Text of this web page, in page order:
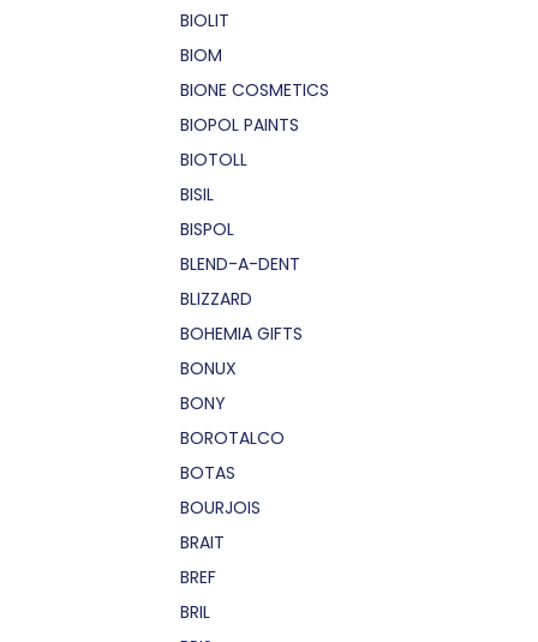
BIOLIT
BIOM
BIONE COSMETICS
BIOPOL PAINTS
BIOTOLL
BISIL
BISPOL
BLEND-A-DENT
BLIZZARD
BOHEMIA GIFTS
BONUX
BONY
BOROTALCO
BOTAS
BOURJOIS
BRAIT
BREF
BRIL